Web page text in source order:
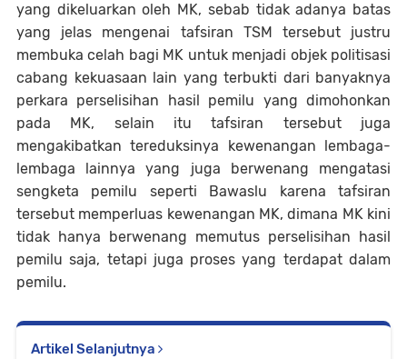
yang dikeluarkan oleh MK, sebab tidak adanya batas
yang jelas mengenai tafsiran TSM tersebut justru
membuka celah bagi MK untuk menjadi objek politisasi
cabang kekuasaan lain yang terbukti dari banyaknya
perkara perselisihan hasil pemilu yang dimohonkan
pada MK, selain itu tafsiran tersebut juga
mengakibatkan tereduksinya kewenangan lembaga-
lembaga lainnya yang juga berwenang mengatasi
sengketa pemilu seperti Bawaslu karena tafsiran
tersebut memperluas kewenangan MK, dimana MK kini
tidak hanya berwenang memutus perselisihan hasil
pemilu saja, tetapi juga proses yang terdapat dalam
pemilu.
Artikel Selanjutnya